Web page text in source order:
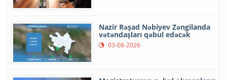
Nazir Rəşad Nəbiyev Zəngilanda
vətəndaşları qəbul edəcək
03-08-2026